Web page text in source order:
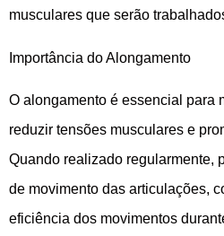
musculares que serão
Importância do Alongamento
O alongamento é essencial para
reduzir tensões musculares e
Quando realizado regularmente,
de movimento das articulações,
eficiência dos movimentos